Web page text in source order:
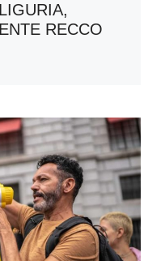
RECCO